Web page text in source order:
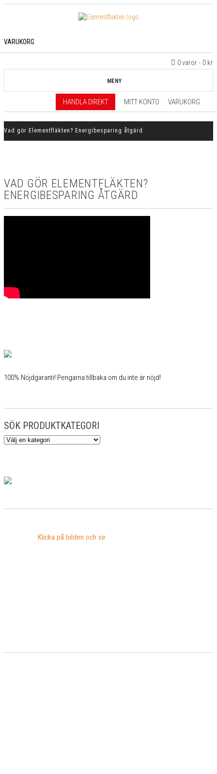
VARUKORG
0 varor 0 kr
MENY
HANDLA DIREKT MITT KONTO VARUKORG
Vad gör Elementfläkten? Energibesparing åtgärd
VAD GÖR ELEMENTFLÄKTEN?
ENERGIBESPARING ÅTGÄRD
100% Nöjdgaranti! Pengarna tillbaka om du inte är nöjd!
SÖK PRODUKTKATEGORI
Klicka på bilden och se